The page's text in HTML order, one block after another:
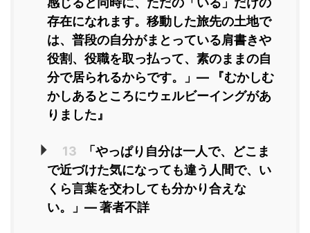
存在になれます。移動した旅先の土地で
は、普段の自分がまとっている肩書きや
役割、役職を取っ払って、素のままの自
分で居られるからです。」― 『むかしむ
かしあるところにウェルビーイングがあ
りました』
13
「やっぱり自分は一人で、どこま
で近づけた気になっても違う人間で、い
くら言葉を交わしても分かり合えな
い。」― 著者不詳